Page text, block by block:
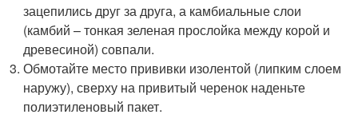
зацепились друг за друга, а камбиальные слои
(камбий – тонкая зеленая прослойка между корой и
древесиной) совпали.
Обмотайте место прививки изолентой (липким слоем
наружу), сверху на привитый черенок наденьте
полиэтиленовый пакет.